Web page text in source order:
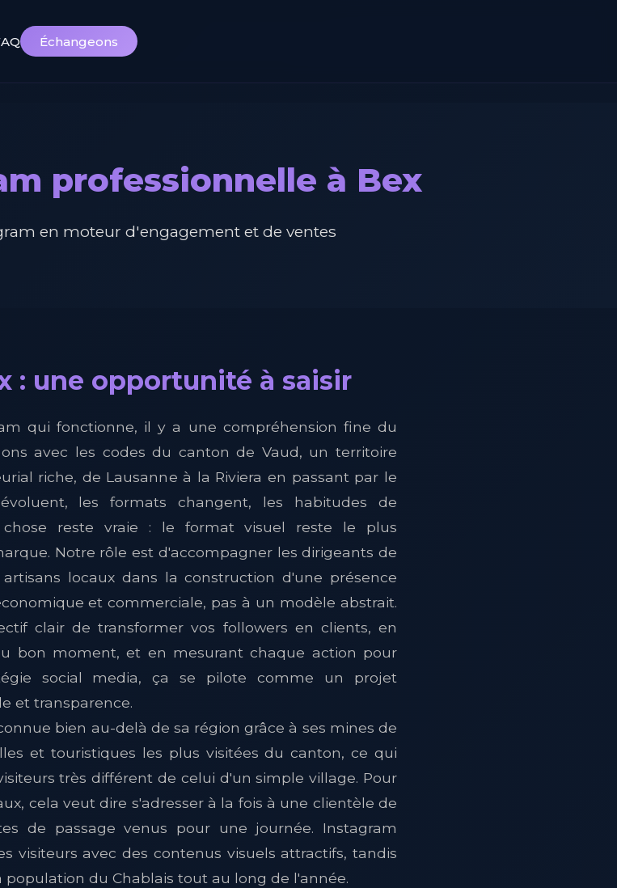
Échangeons
professionnelle à Bex
en moteur d'engagement et de ventes
: une opportunité à saisir
qui fonctionne, il y a une compréhension fine du
avec les codes du canton de Vaud, un territoire
riche, de Lausanne à la Riviera en passant par le
les formats changent, les habitudes de
chose reste vraie : le format visuel reste le plus
Notre rôle est d'accompagner les dirigeants de
locaux dans la construction d'une présence
et commerciale, pas à un modèle abstrait.
clair de transformer vos followers en clients, en
bon moment, et en mesurant chaque action pour
social media, ça se pilote comme un projet
et transparence.
bien au-delà de sa région grâce à ses mines de
et touristiques les plus visitées du canton, ce qui
très différent de celui d'un simple village. Pour
cela veut dire s'adresser à la fois à une clientèle de
de passage venus pour une journée. Instagram
visiteurs avec des contenus visuels attractifs, tandis
du Chablais tout au long de l'année.